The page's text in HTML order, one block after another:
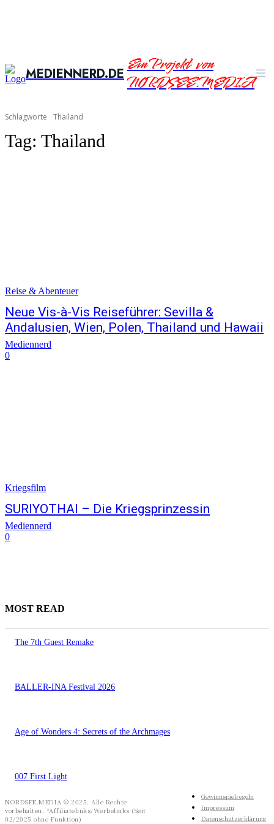
MEDIENNERD.DEEin Projekt von
NORDSEE.MEDIA
Schlagworte Thailand
Tag: Thailand
Reise & Abenteuer
Neue Vis-à-Vis Reiseführer: Sevilla &
Andalusien, Wien, Polen, Thailand und Hawaii
Mediennerd
0
Kriegsfilm
SURIYOTHAI – Die Kriegsprinzessin
Mediennerd
0
MOST READ
The 7th Guest Remake
BALLER-INA Festival 2026
Age of Wonders 4: Secrets of the Archmages
007 First Light
NORDSEE.MEDIA © 2025. Alle Rechte
vorbehalten. *Affiliatelinks/Werbelinks (Seit
02/2025 ohne Funktion)
Gewinnspielregeln
Impressum
Datenschutzerklärung